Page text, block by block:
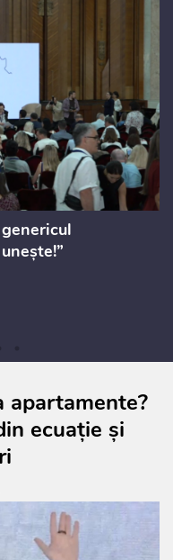
apartamente?
ecuație și